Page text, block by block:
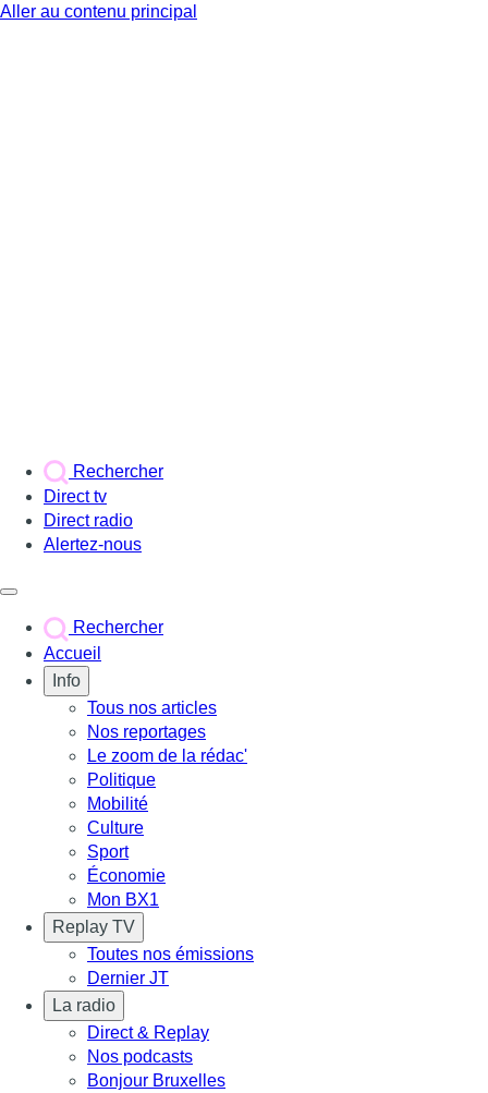
Aller au contenu principal
Rechercher
Direct tv
Direct radio
Alertez-nous
Rechercher
Accueil
Info
Tous nos articles
Nos reportages
Le zoom de la rédac'
Politique
Mobilité
Culture
Sport
Économie
Mon BX1
Replay TV
Toutes nos émissions
Dernier JT
La radio
Direct & Replay
Nos podcasts
Bonjour Bruxelles